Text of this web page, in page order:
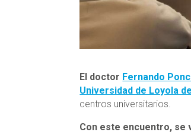
El doctor Fernando
Universidad de Loyola
centros universitarios.
Con este encuentro, se